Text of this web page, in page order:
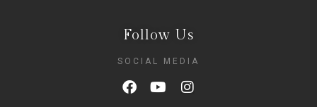
Follow Us
SOCIAL MEDIA